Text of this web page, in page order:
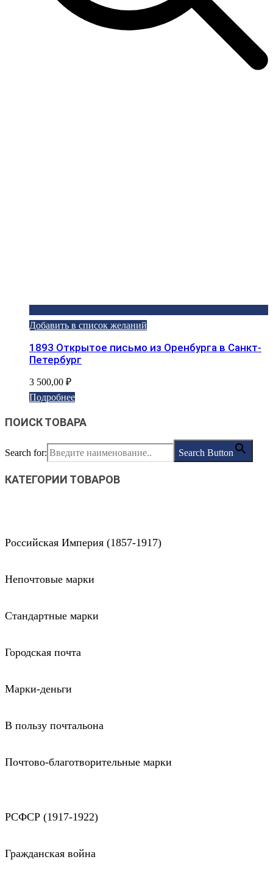
Добавить в список желаний
1893 Открытое письмо из Оренбурга в Санкт-
Петербург
3 500,00 ₽
Подробнее
ПОИСК ТОВАРА
Search for: Search Button
КАТЕГОРИИ ТОВАРОВ
Российская Империя (1857-1917)
Непочтовые марки
Стандартные марки
Городская почта
Марки-деньги
В пользу почтальона
Почтово-благотворительные марки
РСФСР (1917-1922)
Гражданская война